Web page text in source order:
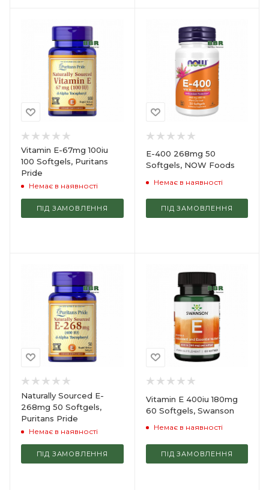
Vitamin E-67mg 100iu
100 Softgels, Puritans
Pride
Немає в наявності
ПІД ЗАМОВЛЕННЯ
E-400 268mg 50
Softgels, NOW Foods
Немає в наявності
ПІД ЗАМОВЛЕННЯ
Naturally Sourced E-
268mg 50 Softgels,
Puritans Pride
Немає в наявності
ПІД ЗАМОВЛЕННЯ
Vitamin E 400iu 180mg
60 Softgels, Swanson
Немає в наявності
ПІД ЗАМОВЛЕННЯ